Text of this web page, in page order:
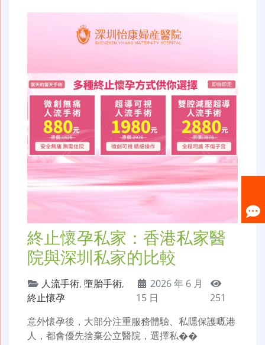
終止懷孕私家：香港私家醫
院與深圳私家的比較
人流手術, 墮胎手術,
終止懷孕
2026 年 6 月
15 日
251
意外懷孕後，大部分注重服務體驗、私隱保護嘅港
人，都會優先捨棄公立醫院，選擇私��